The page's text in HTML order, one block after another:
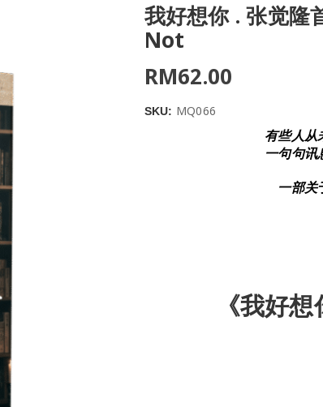
我好想你 . 张觉
Not
RM62.00
SKU: MQ066
有些人从
一句句讯
一部关
《我好